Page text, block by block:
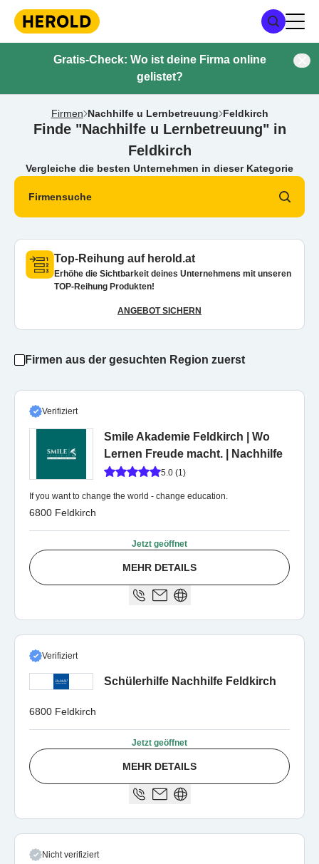
Gratis-Check: Wo ist deine Firma online
gelistet?
Firmen Nachhilfe u Lernbetreuung Feldkirch
Finde "Nachhilfe u Lernbetreuung" in
Feldkirch
Vergleiche die besten Unternehmen in dieser Kategorie
Firmensuche
Top-Reihung auf herold.at
Erhöhe die Sichtbarkeit deines Unternehmens mit unseren
TOP-Reihung Produkten!
ANGEBOT SICHERN
Firmen aus der gesuchten Region zuerst
Verifiziert
Smile Akademie Feldkirch | Wo
Lernen Freude macht. | Nachhilfe
5.0 (1)
If you want to change the world - change education.
6800 Feldkirch
Jetzt geöffnet
MEHR DETAILS
Verifiziert
Schülerhilfe Nachhilfe Feldkirch
6800 Feldkirch
Jetzt geöffnet
MEHR DETAILS
Nicht verifiziert